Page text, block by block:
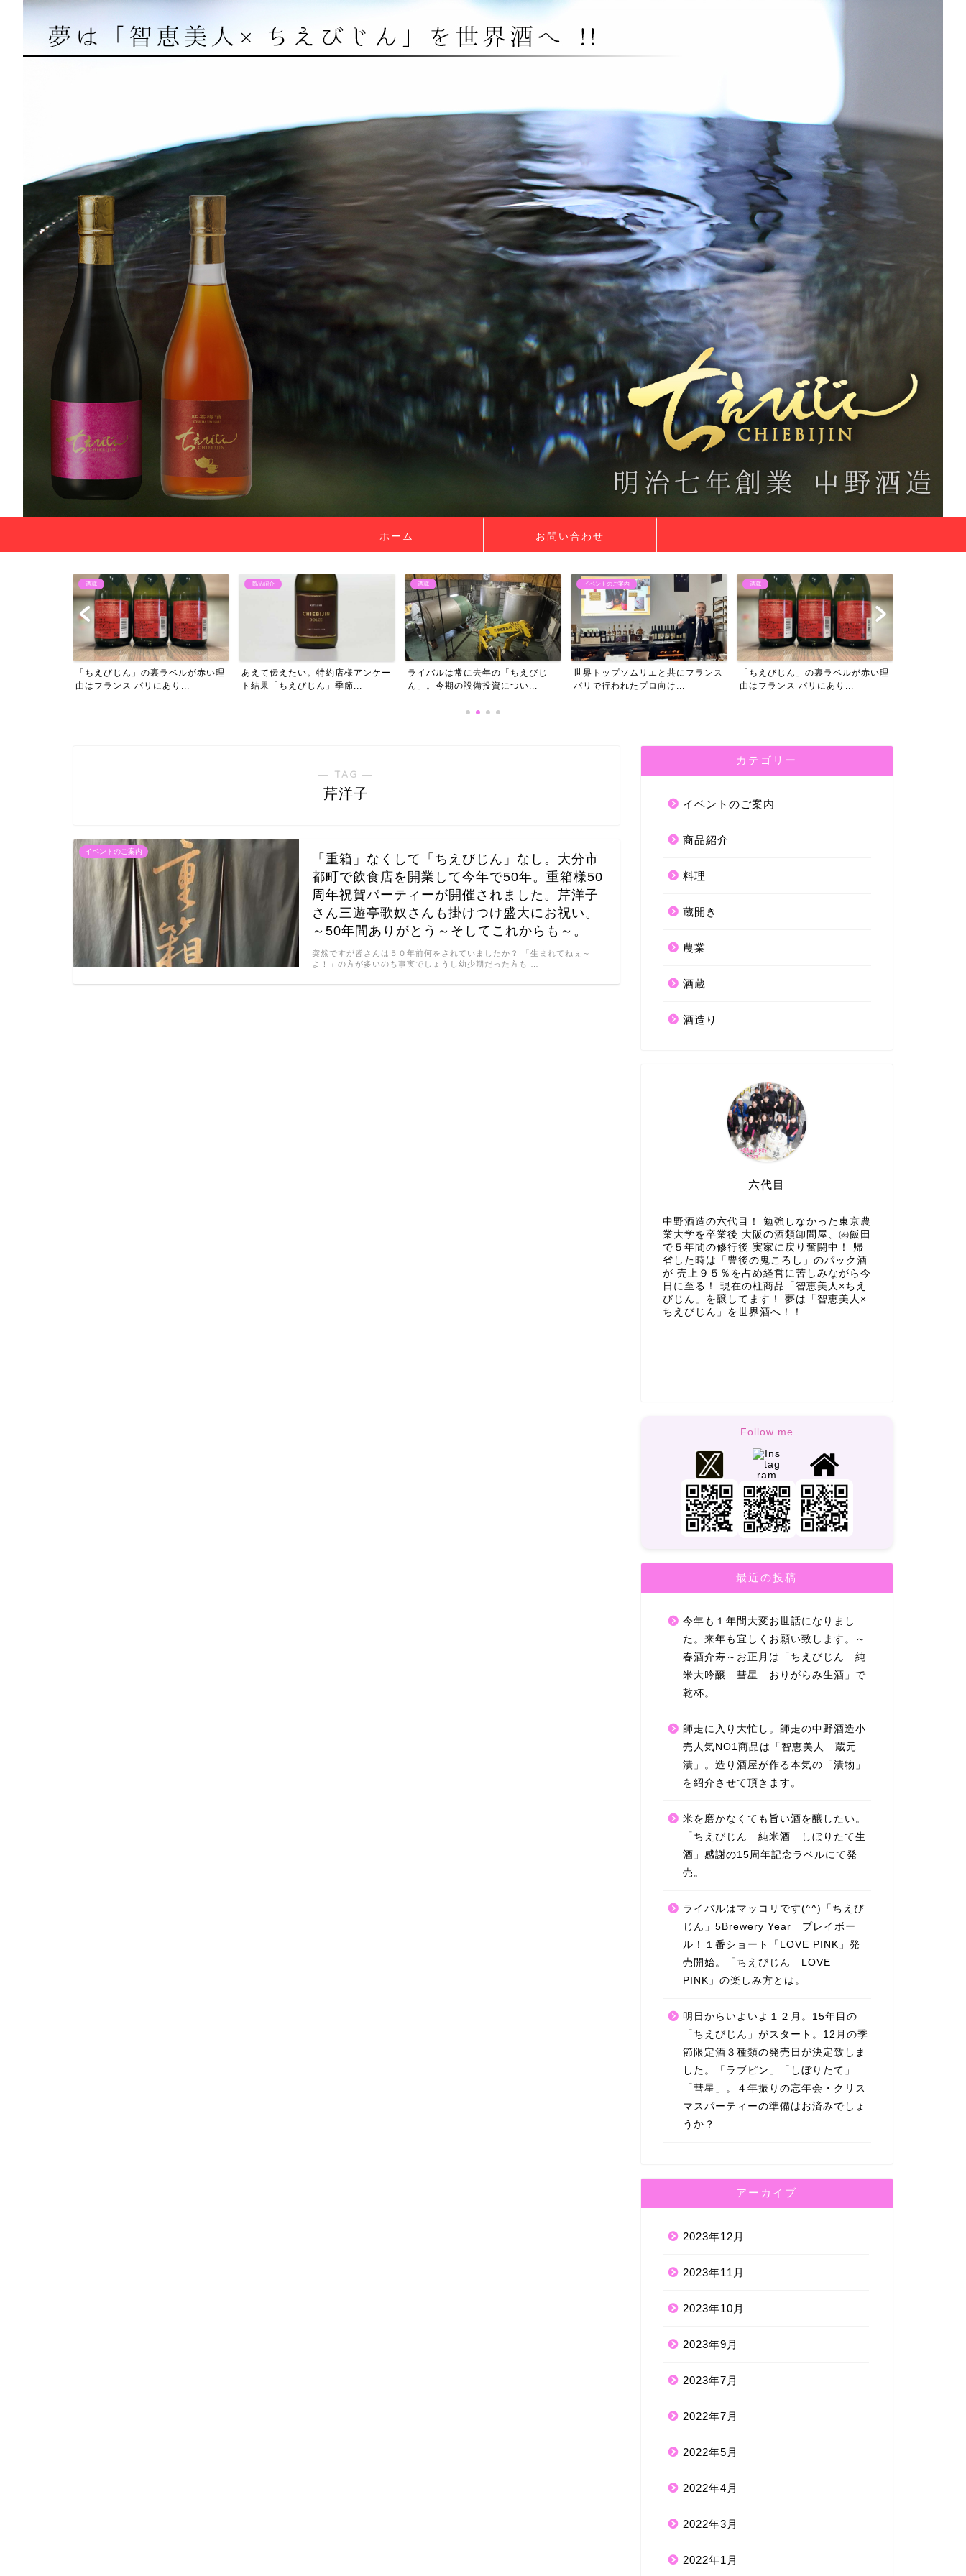
ホーム お問い合わせ
商品紹介
あえて伝えたい。特約店様アンケー
ト結果「ちえびじん」季節...
酒蔵
ライバルは常に去年の「ちえびじ
ん」。今期の設備投資につい...
イベントのご案内
世界トップソムリエと共にフランス
パリで行われたプロ向け...
酒蔵
「ちえびじん」の裏ラベルが赤い理
由はフランス パリにあり...
商品紹介
あえて伝えたい。特約店様アンケー
ト結果「ちえびじん」季節...
― TAG ―
芹洋子
イベントのご案内
「重箱」なくして「ちえびじん」なし。大分市
都町で飲食店を開業して今年で50年。重箱様50
周年祝賀パーティーが開催されました。芹洋子
さん三遊亭歌奴さんも掛けつけ盛大にお祝い。
～50年間ありがとう～そしてこれからも～。
突然ですが皆さんは５０年前何をされていましたか？ 「生まれてねぇ～
よ！」の方が多いのも事実でしょうし幼少期だった方も …
カテゴリー
イベントのご案内
商品紹介
料理
蔵開き
農業
酒蔵
酒造り
六代目
中野酒造の六代目！ 勉強しなかった東京農
業大学を卒業後 大阪の酒類卸問屋、㈱飯田
で５年間の修行後 実家に戻り奮闘中！ 帰
省した時は「豊後の鬼ころし」のパック酒
が 売上９５％を占め経営に苦しみながら今
日に至る！ 現在の柱商品「智恵美人×ちえ
びじん」を醸してます！ 夢は「智恵美人×
ちえびじん」を世界酒へ！！
Follow me
最近の投稿
今年も１年間大変お世話になりまし
た。来年も宜しくお願い致します。～
春酒介寿～お正月は「ちえびじん 純
米大吟醸 彗星 おりがらみ生酒」で
乾杯。
師走に入り大忙し。師走の中野酒造小
売人気NO1商品は「智恵美人 蔵元
漬」。造り酒屋が作る本気の「漬物」
を紹介させて頂きます。
米を磨かなくても旨い酒を醸したい。
「ちえびじん 純米酒 しぼりたて生
酒」感謝の15周年記念ラベルにて発
売。
ライバルはマッコリです(^^)「ちえび
じん」5Brewery Year プレイボー
ル！１番ショート「LOVE PINK」発
売開始。「ちえびじん LOVE
PINK」の楽しみ方とは。
明日からいよいよ１２月。15年目の
「ちえびじん」がスタート。12月の季
節限定酒３種類の発売日が決定致しま
した。「ラブピン」「しぼりたて」
「彗星」。４年振りの忘年会・クリス
マスパーティーの準備はお済みでしょ
うか？
アーカイブ
2023年12月
2023年11月
2023年10月
2023年9月
2023年7月
2022年7月
2022年5月
2022年4月
2022年3月
2022年1月